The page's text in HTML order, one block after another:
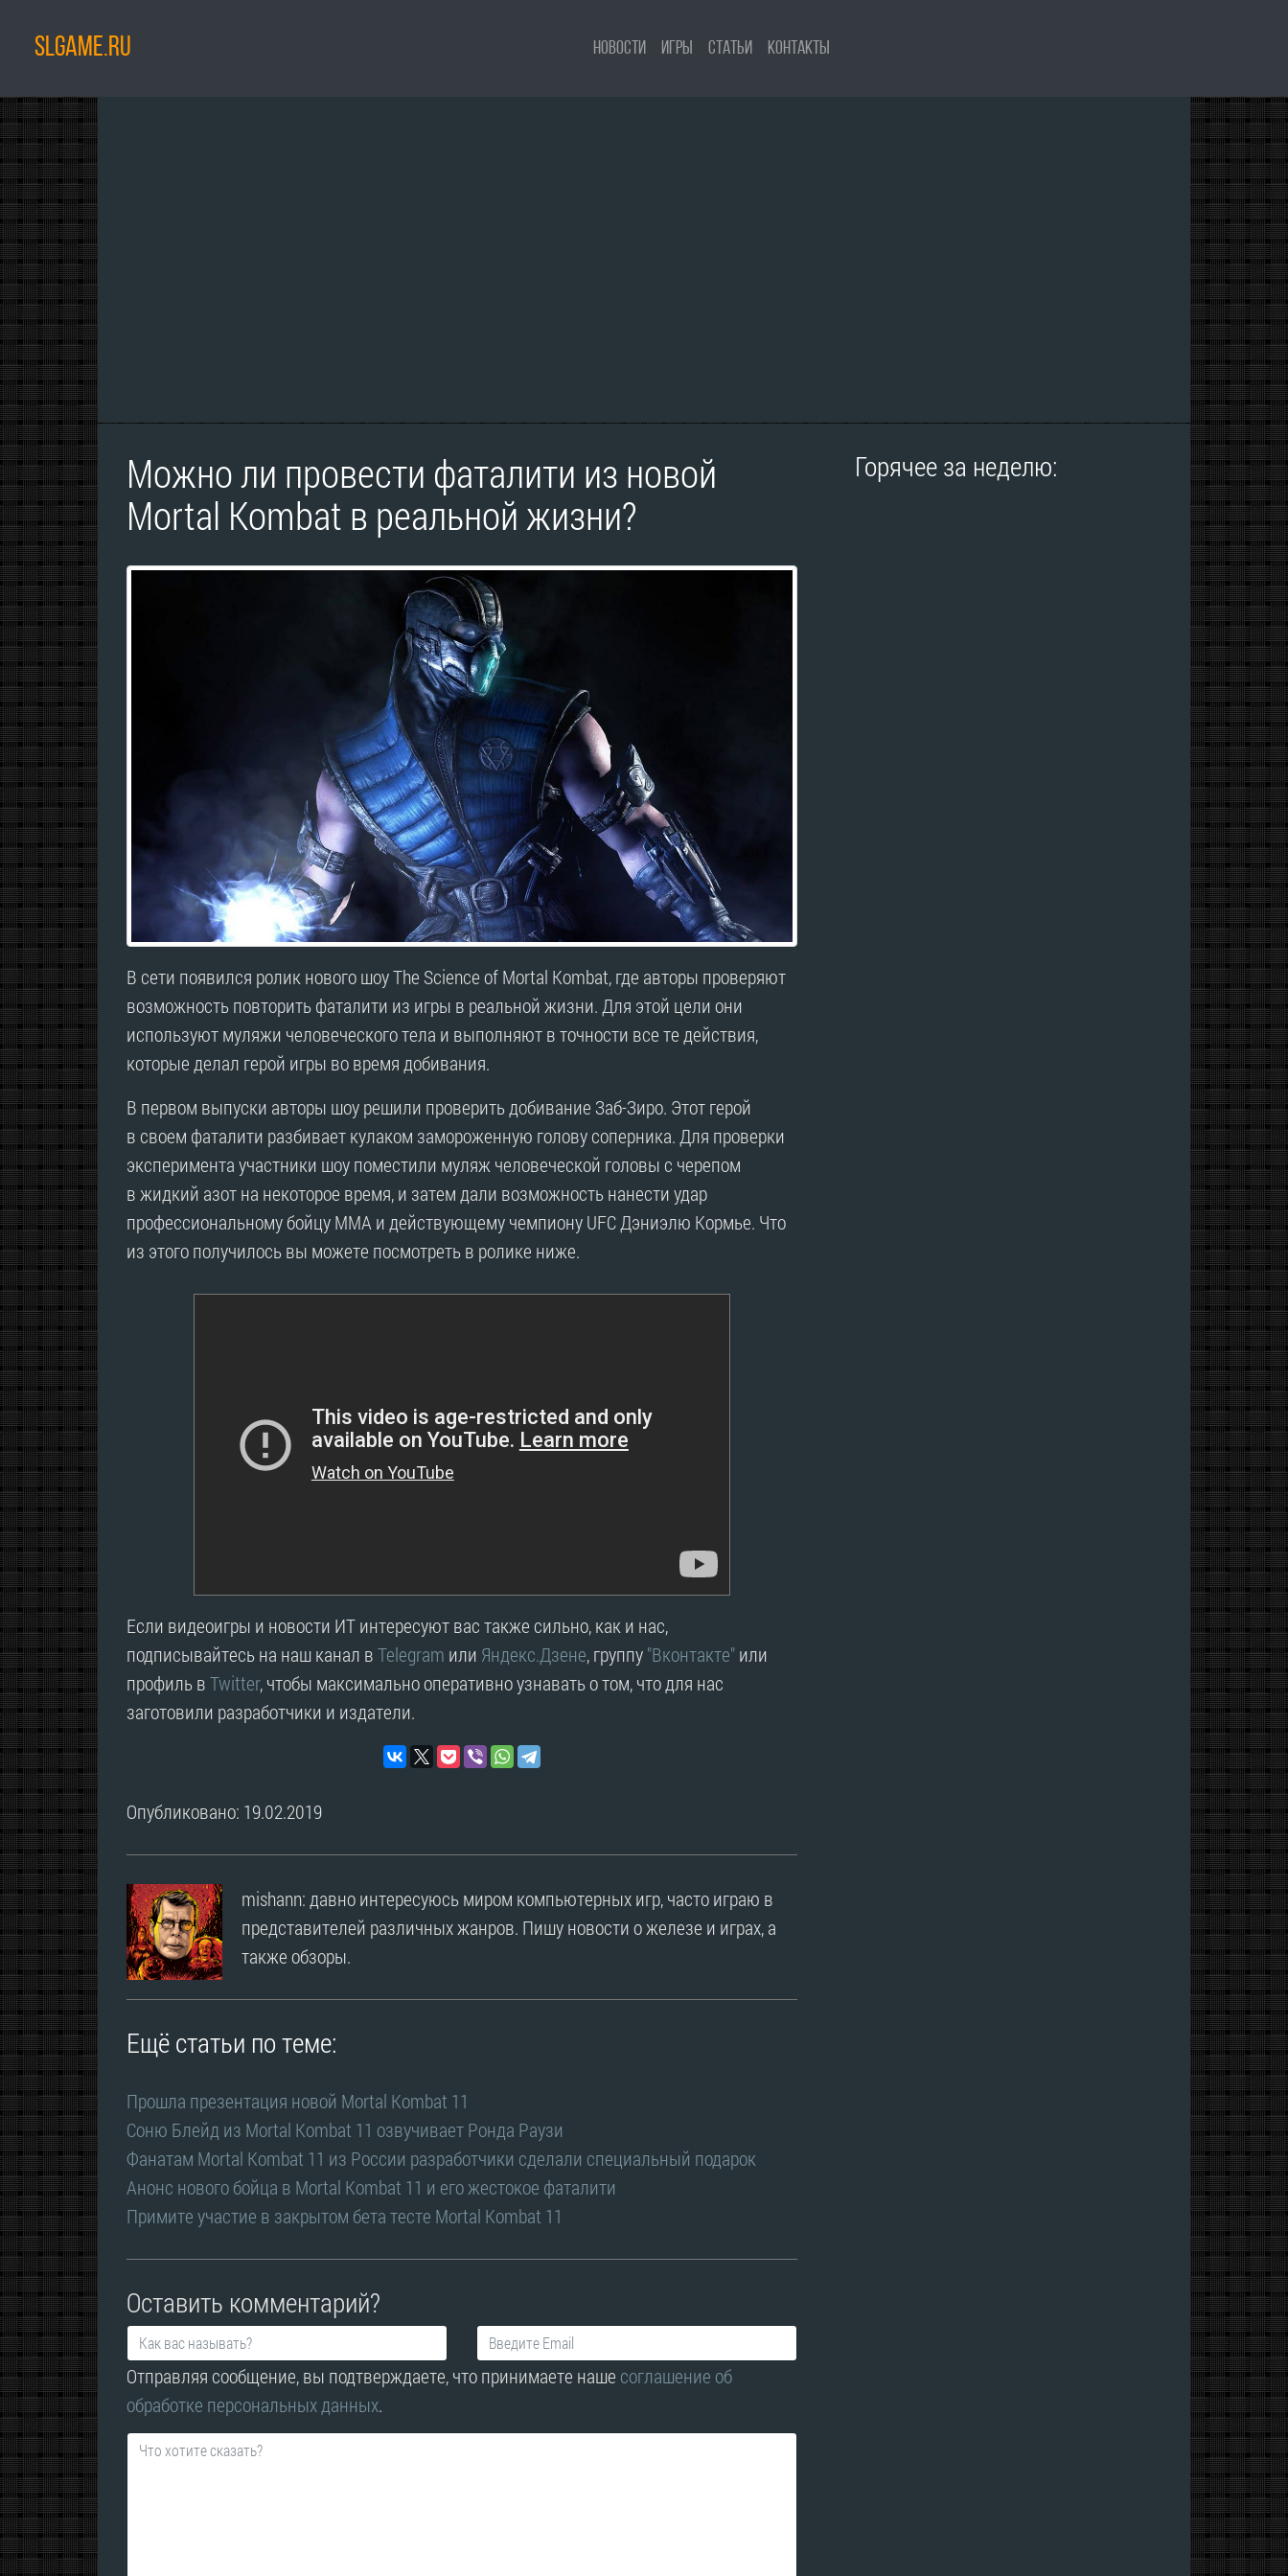
SLGAME.RU Новости Игры Статьи Контакты
Можно ли провести фаталити из новой
Mortal Kombat в реальной жизни?
В сети появился ролик нового шоу The Science of Mortal Kombat, где авторы проверяют
возможность повторить фаталити из игры в реальной жизни. Для этой цели они
используют муляжи человеческого тела и выполняют в точности все те действия,
которые делал герой игры во время добивания.
В первом выпуски авторы шоу решили проверить добивание Заб-Зиро. Этот герой
в своем фаталити разбивает кулаком замороженную голову соперника. Для проверки
эксперимента участники шоу поместили муляж человеческой головы с черепом
в жидкий азот на некоторое время, и затем дали возможность нанести удар
профессиональному бойцу MMA и действующему чемпиону UFC Дэниэлю Кормье. Что
из этого получилось вы можете посмотреть в ролике ниже.
Если видеоигры и новости ИТ интересуют вас также сильно, как и нас,
подписывайтесь на наш канал вTelegram или Яндекс.Дзене, группу"Вконтакте"или
профиль вTwitter, чтобы максимально оперативно узнавать о том, что для нас
заготовили разработчики и издатели.
Опубликовано: 19.02.2019
mishann: давно интересуюсь миром компьютерных игр, часто играю в
представителей различных жанров. Пишу новости о железе и играх, а
также обзоры.
Ещё статьи по теме:
Прошла презентация новой Mortal Kombat 11
Соню Блейд из Mortal Kombat 11 озвучивает Ронда Раузи
Фанатам Mortal Kombat 11 из России разработчики сделали специальный подарок
Анонс нового бойца в Mortal Kombat 11 и его жестокое фаталити
Примите участие в закрытом бета тесте Mortal Kombat 11
Оставить комментарий?
Отправляя сообщение, вы подтверждаете, что принимаете наше соглашение об
обработке персональных данных.
Горячее за неделю: